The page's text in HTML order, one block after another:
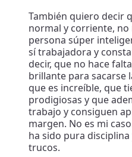
También quiero decir
normal y corriente,
persona súper
sí trabajadora y
decir, que no hace
brillante para sacarse
que es increíble, que
prodigiosas y que
trabajo y consiguen
margen. No es mi
ha sido pura
trucos.